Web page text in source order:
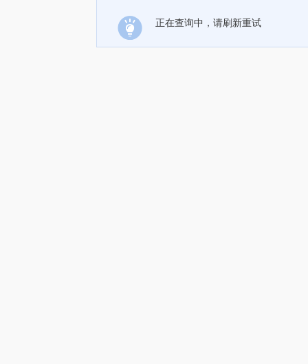
正在查询中，请刷新重试